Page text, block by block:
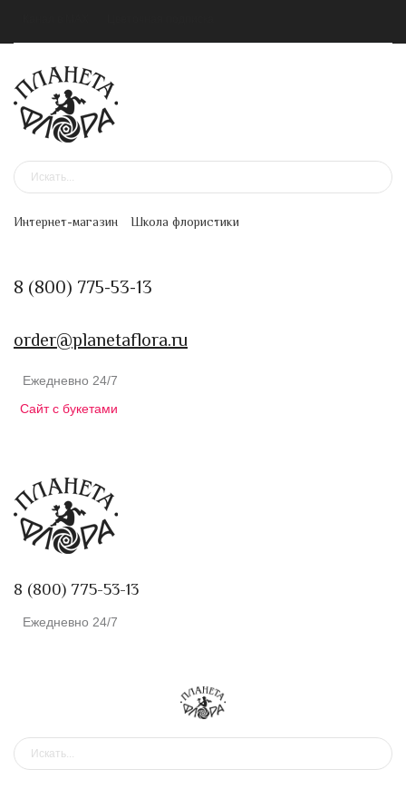
Интернет-магазин Школа флористики
8 (800) 775-53-13
order@planetaflora.ru
Ежедневно 24/7
Сайт с букетами
8 (800) 775-53-13
Ежедневно 24/7